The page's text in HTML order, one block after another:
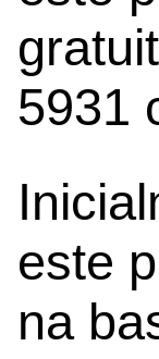
5931
este
na